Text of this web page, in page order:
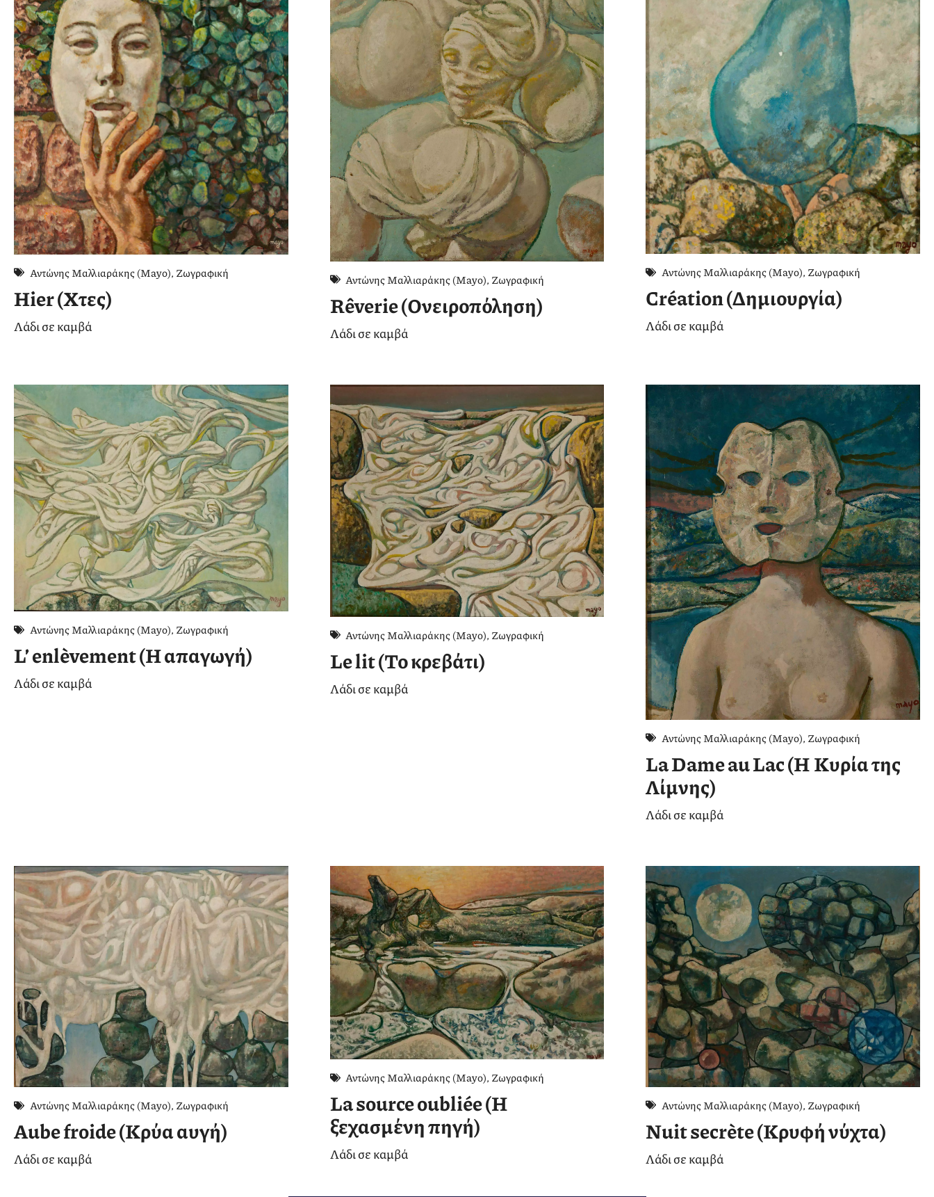
Αντώνης Μαλλιαράκης (Mayo), Ζωγραφική
Hier (Χτες)
Λάδι σε καμβά
Αντώνης Μαλλιαράκης (Mayo), Ζωγραφική
Rêverie (Ονειροπόληση)
Λάδι σε καμβά
Αντώνης Μαλλιαράκης (Mayo), Ζωγραφική
Création (Δημιουργία)
Λάδι σε καμβά
Αντώνης Μαλλιαράκης (Mayo), Ζωγραφική
L’ enlèvement (Η απαγωγή)
Λάδι σε καμβά
Αντώνης Μαλλιαράκης (Mayo), Ζωγραφική
Le lit (Το κρεβάτι)
Λάδι σε καμβά
Αντώνης Μαλλιαράκης (Mayo), Ζωγραφική
La Dame au Lac (Η Κυρία της
Λίμνης)
Λάδι σε καμβά
Αντώνης Μαλλιαράκης (Mayo), Ζωγραφική
Aube froide (Κρύα αυγή)
Λάδι σε καμβά
Αντώνης Μαλλιαράκης (Mayo), Ζωγραφική
La source oubliée (Η
ξεχασμένη πηγή)
Λάδι σε καμβά
Αντώνης Μαλλιαράκης (Mayo), Ζωγραφική
Nuit secrète (Κρυφή νύχτα)
Λάδι σε καμβά